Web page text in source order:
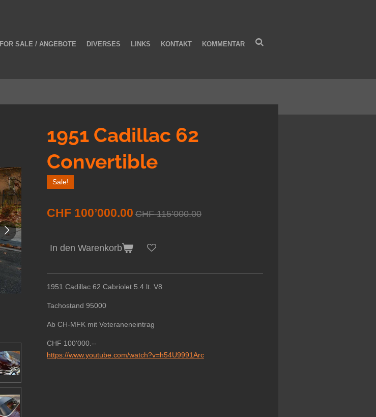
FOR SALE / ANGEBOTE DIVERSES LINKS KONTAKT KOMMENTAR
1951 Cadillac 62
Convertible
Sale!
CHF 100’000.00 CHF 115’000.00
In den Warenkorb
1951 Cadillac 62 Cabriolet 5.4 lt. V8
Tachostand 95000
Ab CH-MFK mit Veteraneneintrag
CHF 100'000.--
https://www.youtube.com/watch?v=h54U9991Arc